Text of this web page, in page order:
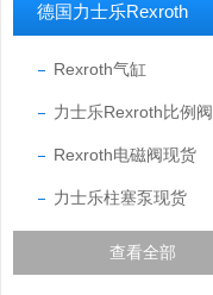
德国力士乐Rexroth
Rexroth气缸
力士乐Rexroth比例阀
Rexroth电磁阀现货
力士乐柱塞泵现货
查看全部